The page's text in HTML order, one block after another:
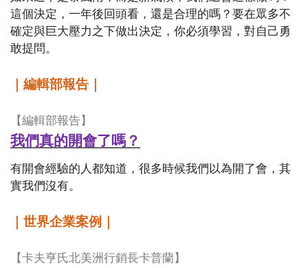
這個決定，一年後回頭看，還是合理的嗎？要在眾多不
確定與巨大壓力之下做出決定，你必須學習，對自己勇
敢提問。
｜編輯部報告｜
【編輯部報告】
我們真的開會了嗎？
有開會經驗的人都知道，很多時候我們以為開了會，其
實我們沒有。
｜世界企業案例｜
【卡夫亨氏北美洲行銷長卡普蘭】